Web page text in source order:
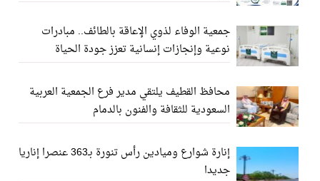
جمعية الوفاء لذوي الإعاقة بالطائف.. مبادرات
نوعية وإنجازات إنسانية تعزز جودة الحياة
محافظ القطيف يلتقي مدير فرع الجمعية العربية
السعودية للثقافة والفنون بالدمام
إنارة شوارع وميادين رأس تنورة بـ363 عنصرا إناريا
جديدا